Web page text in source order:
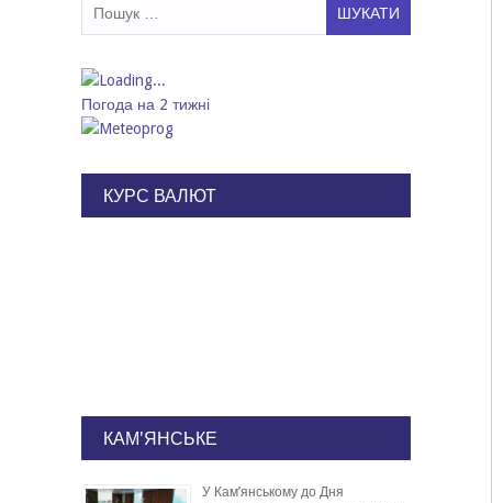
Погода на 2 тижні
КУРС ВАЛЮТ
КАМ'ЯНСЬКЕ
У Кам’янському до Дня